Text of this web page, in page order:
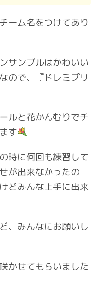
ーム名をつけてあり
サンブルはかわいい
ので、『ドレミプリ
ルと花かんむりでチ
す
時に何回も練習して
が出来なかったの
どみんな上手に出来
、みんなにお願いし
かせてもらいました